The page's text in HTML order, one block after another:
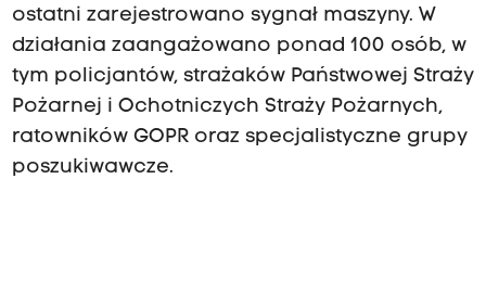
ostatni zarejestrowano sygnał maszyny. W
działania zaangażowano ponad 100 osób, w
tym policjantów, strażaków Państwowej Straży
Pożarnej i Ochotniczych Straży Pożarnych,
ratowników GOPR oraz specjalistyczne grupy
poszukiwawcze.